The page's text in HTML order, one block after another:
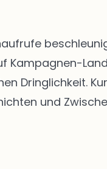
Kampagnen-
Dringlichkeit.
und